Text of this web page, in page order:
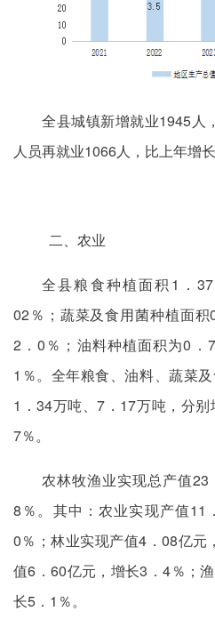
全县城镇新增就业1945人
人员再就业1066人，比上年增长
二、农业
全县粮食种植面积1．
02％；蔬菜及食用菌种植面
2．0％；油料种植面积为0．
1％。全年粮食、油料、蔬菜
1．34万吨、7．17万吨，分
7％。
农林牧渔业实现总产值23
8％。其中：农业实现产值11
0％；林业实现产值4．08亿元
值6．60亿元，增长3．4％；
长5．1％。